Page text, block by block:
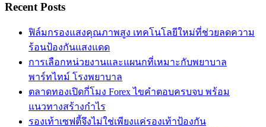
Recent Posts
ฟิล์มกรองแสงคุณภาพสูง เทคโนโลยีใหม่ที่ช่วยลดความ
ร้อนป้องกันแสงแดด
การเลือกหน่วยงานและแผนกที่เหมาะกับพยาบาล
พาร์ทไทม์ โรงพยาบาล
ตลาดทองเปิดกี่โมง Forex ไขคำตอบครบจบ พร้อม
แนวทางสร้างกำไร
รองเท้าเซฟตี้จึงไม่ใช่เพียงแค่รองเท้าป้องกัน